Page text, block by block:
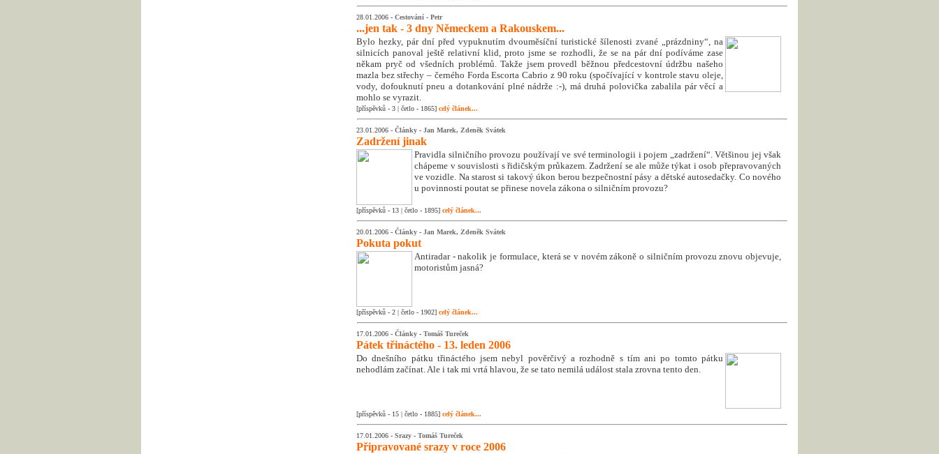
28.01.2006 - Cestování - Petr
...jen tak - 3 dny Německem a Rakouskem...
Bylo hezky, pár dní před vypuknutím dvouměsíční turistické šílenosti zvané „prázdniny“, na
silnicích panoval ještě relativní klid, proto jsme se rozhodli, že se na pár dní podíváme zase
někam pryč od všedních problémů. Takže jsem provedl běžnou předcestovní údržbu našeho
mazla bez střechy – černého Forda Escorta Cabrio z 90 roku (spočívající v kontrole stavu oleje,
vody, dofouknutí pneu a dotankování plné nádrže :-), má druhá polovička zabalila pár věcí a
mohlo se vyrazit.
[příspěvků - 3 | četlo - 1865] celý článek...
23.01.2006 - Články - Jan Marek, Zdeněk Svátek
Zadržení jinak
Pravidla silničního provozu používají ve své terminologii i pojem „zadržení“. Většinou jej však
chápeme v souvislosti s řidičským průkazem. Zadržení se ale může týkat i osob přepravovaných
ve vozidle. Na starost si takový úkon berou bezpečnostní pásy a dětské autosedačky. Co nového
u povinnosti poutat se přinese novela zákona o silničním provozu?
[příspěvků - 13 | četlo - 1895] celý článek...
20.01.2006 - Články - Jan Marek, Zdeněk Svátek
Pokuta pokut
Antiradar - nakolik je formulace, která se v novém zákoně o silničním provozu znovu objevuje,
motoristům jasná?
[příspěvků - 2 | četlo - 1902] celý článek...
17.01.2006 - Články - Tomáš Tureček
Pátek třináctého - 13. leden 2006
Do dnešního pátku třináctého jsem nebyl pověrčivý a rozhodně s tím ani po tomto pátku
nehodlám začínat. Ale i tak mi vrtá hlavou, že se tato nemilá událost stala zrovna tento den.
[příspěvků - 15 | četlo - 1885] celý článek...
17.01.2006 - Srazy - Tomáš Tureček
Připravované srazy v roce 2006